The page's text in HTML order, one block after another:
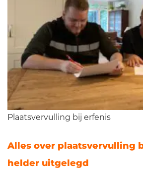
Plaatsvervulling bij erfenis
Alles over plaatsvervulling
helder uitgelegd